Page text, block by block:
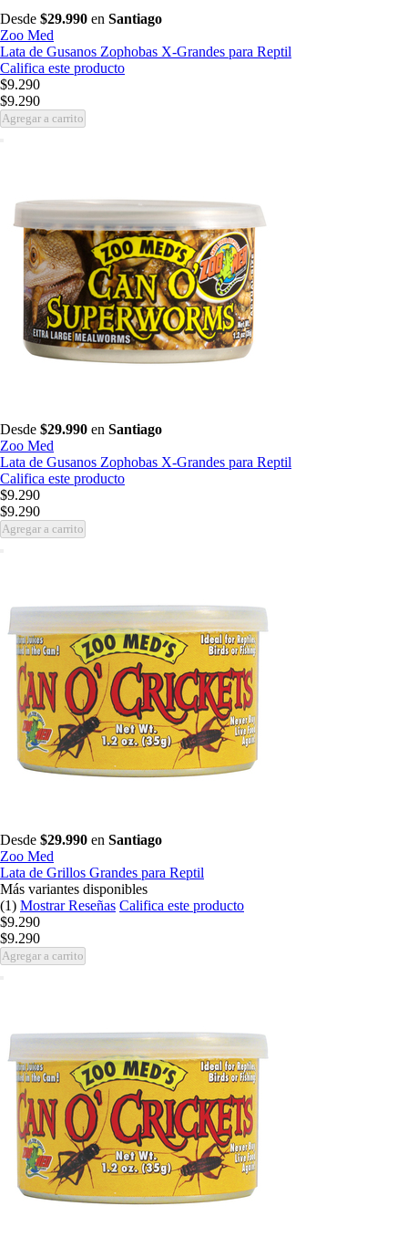
Desde $29.990 en Santiago
Zoo Med
Lata de Gusanos Zophobas X-Grandes para Reptil
Califica este producto
$9.290
$9.290
Agregar a carrito
Desde $29.990 en Santiago
Zoo Med
Lata de Gusanos Zophobas X-Grandes para Reptil
Califica este producto
$9.290
$9.290
Agregar a carrito
Desde $29.990 en Santiago
Zoo Med
Lata de Grillos Grandes para Reptil
Más variantes disponibles
(1) Mostrar Reseñas Califica este producto
$9.290
$9.290
Agregar a carrito